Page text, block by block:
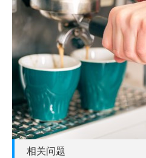
相关问题